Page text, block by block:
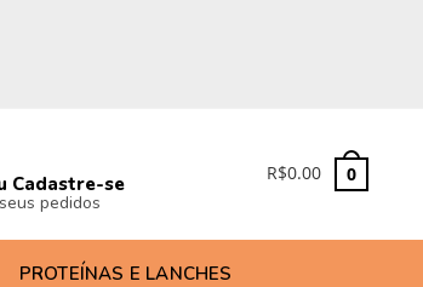
Cadastre-se
pedidos
R$0.00 0
PROTEÍNAS E LANCHES